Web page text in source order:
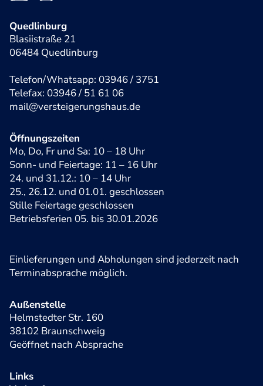
Quedlinburg
Blasiistraße 21
06484 Quedlinburg
Telefon/Whatsapp: 03946 / 3751
Telefax: 03946 / 51 61 06
mail@versteigerungshaus.de
Öffnungszeiten
Mo, Do, Fr und Sa: 10 – 18 Uhr
Sonn- und Feiertage: 11 – 16 Uhr
24. und 31.12.: 10 – 14 Uhr
25., 26.12. und 01.01. geschlossen
Stille Feiertage geschlossen
Betriebsferien 05. bis 30.01.2026
Einlieferungen und Abholungen sind jederzeit nach
Terminabsprache möglich.
Außenstelle
Helmstedter Str. 160
38102 Braunschweig
Geöffnet nach Absprache
Links